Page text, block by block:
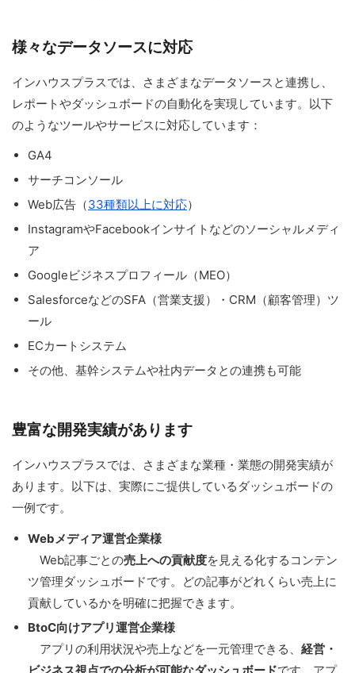
様々なデータソースに対応
インハウスプラスでは、さまざまなデータソースと連携し、
レポートやダッシュボードの自動化を実現しています。以下
のようなツールやサービスに対応しています：
GA4
サーチコンソール
Web広告（33種類以上に対応）
InstagramやFacebookインサイトなどのソーシャルメディ
ア
Googleビジネスプロフィール（MEO）
SalesforceなどのSFA（営業支援）・CRM（顧客管理）ツ
ール
ECカートシステム
その他、基幹システムや社内データとの連携も可能
豊富な開発実績があります
インハウスプラスでは、さまざまな業種・業態の開発実績が
あります。以下は、実際にご提供しているダッシュボードの
一例です。
Webメディア運営企業様
Web記事ごとの売上への貢献度を見える化するコンテン
ツ管理ダッシュボードです。どの記事がどれくらい売上に
貢献しているかを明確に把握できます。
BtoC向けアプリ運営企業様
アプリの利用状況や売上などを一元管理できる、 経営・
ビジネス視点での分析が可能なダッシュボードです。アプ